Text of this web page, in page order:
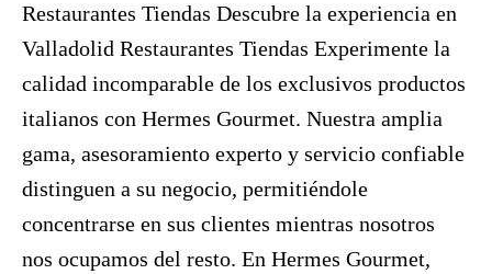
Restaurantes Tiendas Descubre la experiencia en
Valladolid Restaurantes Tiendas Experimente la
calidad incomparable de los exclusivos productos
italianos con Hermes Gourmet. Nuestra amplia
gama, asesoramiento experto y servicio confiable
distinguen a su negocio, permitiéndole
concentrarse en sus clientes mientras nosotros
nos ocupamos del resto. En Hermes Gourmet,